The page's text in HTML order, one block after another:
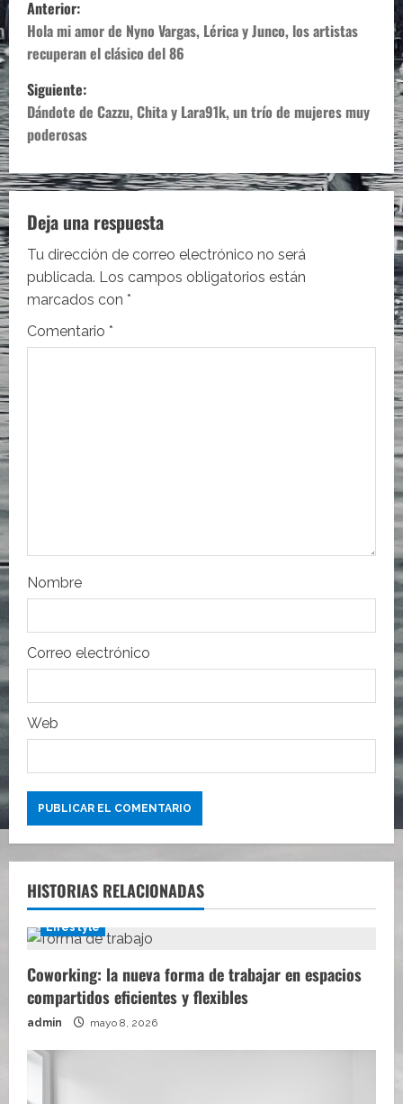
a
v
e
g
a
c
i
ó
n
r
a
d
a
s
Anterior:
Hola mi amor de Nyno Vargas, Lérica y Junco, los artistas
recuperan el clásico del 86
Siguiente:
Dándote de Cazzu, Chita y Lara91k, un trío de mujeres muy
poderosas
Deja una respuesta
Tu dirección de correo electrónico no será
publicada. Los campos obligatorios están
marcados con *
Comentario *
Nombre
Correo electrónico
Web
HISTORIAS RELACIONADAS
Lifestyle
Coworking: la nueva forma de trabajar en espacios
compartidos eficientes y flexibles
admin mayo 8, 2026